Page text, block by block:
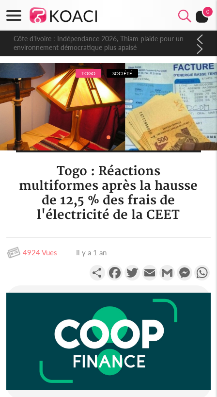
0
Côte d'Ivoire : Indépendance 2026, Thiam plaide pour un
environnement démocratique plus apaisé
TOGO SOCIÉTÉ
Togo : Réactions
multiformes après la hausse
de 12,5 % des frais de
l'électricité de la CEET
4924 Vues Il y a 1 an
PartagerFacebookTwitterEmail Gmail